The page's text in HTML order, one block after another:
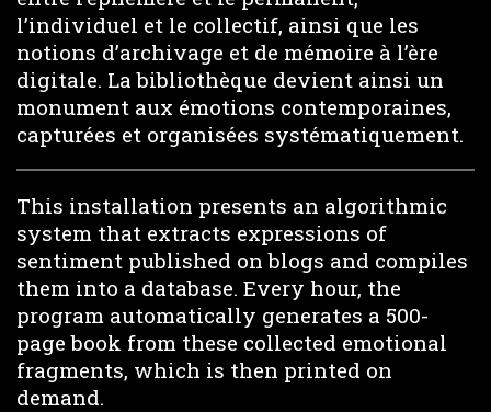
l’individuel et le collectif, ainsi que les
notions d’archivage et de mémoire à l’ère
digitale. La bibliothèque devient ainsi un
monument aux émotions contemporaines,
capturées et organisées systématiquement.
This installation presents an algorithmic
system that extracts expressions of
sentiment published on blogs and compiles
them into a database. Every hour, the
program automatically generates a 500-
page book from these collected emotional
fragments, which is then printed on
demand.